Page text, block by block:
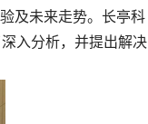
及未来走势。长亭科
入分析，并提出解决